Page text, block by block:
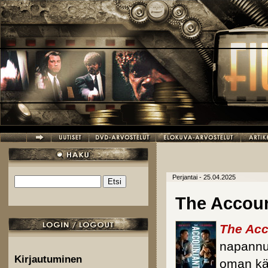
Hyppää pääsisältöön
Hakulomake
Kirjautuminen
Perjantai - 25.04.2025
The
The
oman